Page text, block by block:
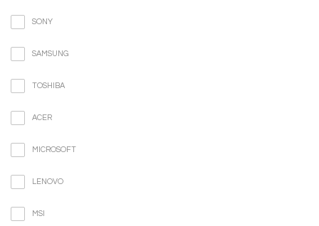
SONY
SAMSUNG
TOSHIBA
ACER
MICROSOFT
LENOVO
MSI